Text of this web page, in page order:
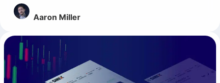
Aaron Miller